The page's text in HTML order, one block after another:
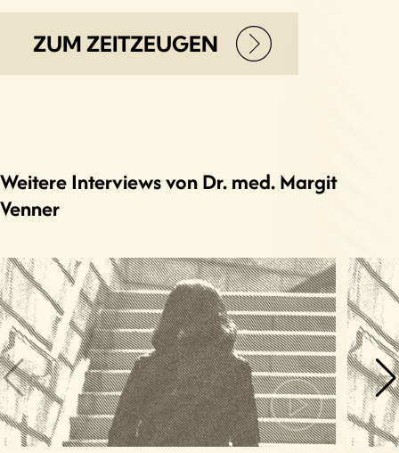
ZUM ZEITZEUGEN
Weitere Interviews von Dr. med. Margit
Venner